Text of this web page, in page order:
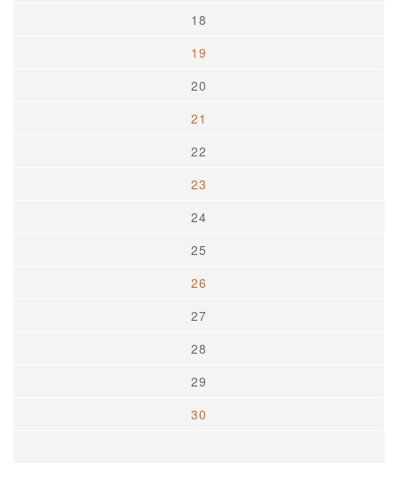
18
19
20
21
22
23
24
25
26
27
28
29
30